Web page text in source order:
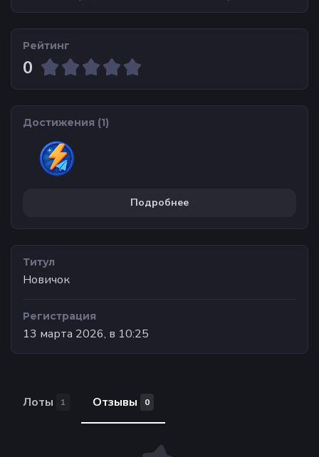
Рейтинг
0
Достижения (1)
Подробнее
Титул
Новичок
Регистрация
13 марта 2026, в 10:25
Лоты 1 Отзывы 0